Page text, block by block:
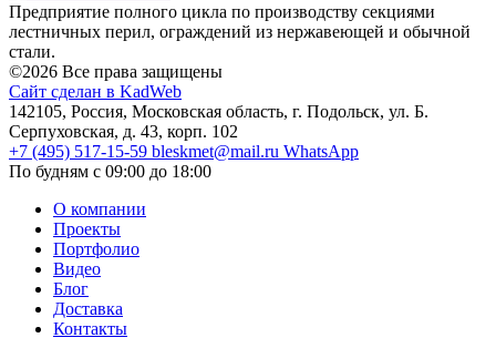
Предприятие полного цикла по производству секциями
лестничных перил, ограждений из нержавеющей и обычной
стали.
©2026 Все права защищены
Сайт сделан в KadWeb
142105, Россия, Московская область, г. Подольск, ул. Б.
Серпуховская, д. 43, корп. 102
+7 (495) 517-15-59 bleskmet@mail.ru WhatsApp
По будням с 09:00 до 18:00
О компании
Проекты
Портфолио
Видео
Блог
Доставка
Контакты